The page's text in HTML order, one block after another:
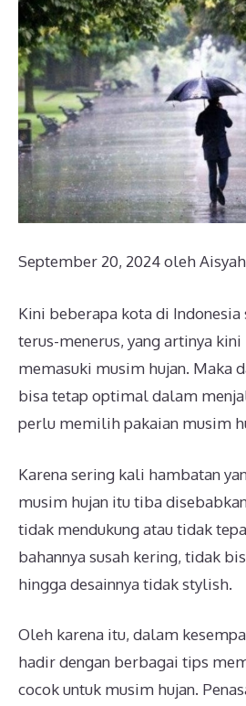
September 20, 2024oleh
Kini beberapa kota di Indonesia
terus-menerus, yang artinya kini
memasuki musim hujan. Maka
bisa tetap optimal dalam
perlu memilih pakaian musim
Karena sering kali hambatan
musim hujan itu tiba
tidak mendukung atau tidak
bahannya susah kering, tidak
hingga desainnya tidak stylish.
Oleh karena itu, dalam
hadir dengan berbagai tips
cocok untuk musim hujan.